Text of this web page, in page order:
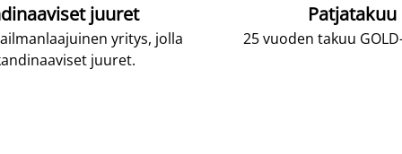
juuret
yritys, jolla
juuret.
Patjatakuu
25 vuoden takuu